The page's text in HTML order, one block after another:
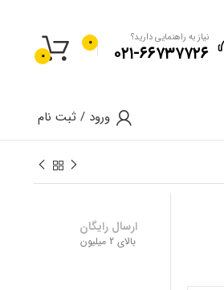
نیاز به راهنمایی دارید؟
۰۲۱-۶۶۷۳۷۷۲۶
0
0
ورود / ثبت نام
ارسال رایگان
بالای 2 میلیون